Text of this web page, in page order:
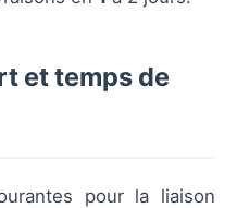
et temps de
pour la liaison